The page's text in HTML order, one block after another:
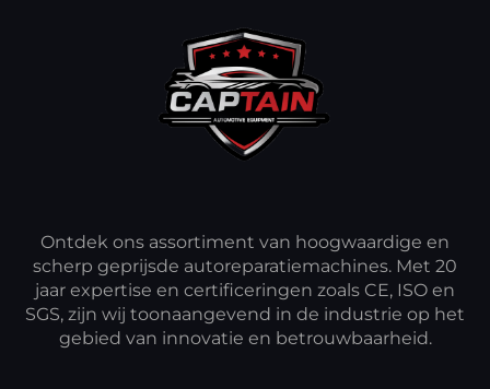
Ontdek ons assortiment van hoogwaardige en
scherp geprijsde autoreparatiemachines. Met 20
jaar expertise en certificeringen zoals CE, ISO en
SGS, zijn wij toonaangevend in de industrie op het
gebied van innovatie en betrouwbaarheid.